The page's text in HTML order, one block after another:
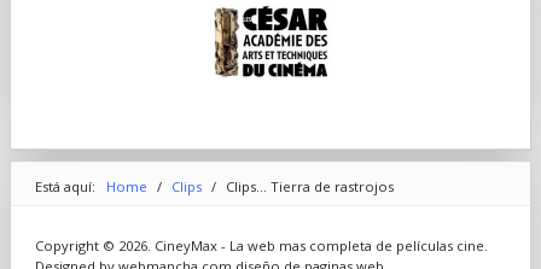
Está aquí: Home / Clips / Clips... Tierra de rastrojos
Copyright © 2026. CineyMax - La web mas completa de películas cine.